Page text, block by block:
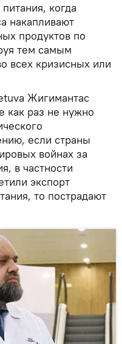
когда
накапливают
продуктов по
тем самым
всех кризисных или
Жигимантас
как раз не нужно
если страны
войнах за
в частности
экспорт
то пострадают